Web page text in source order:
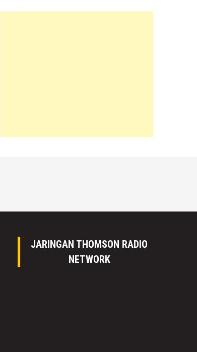
JARINGAN THOMSON RADIO
NETWORK